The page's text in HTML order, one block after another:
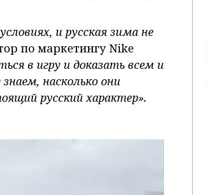
и русская зима не
по маркетингу Nike
в игру и доказать всем и
насколько они
русский характер».